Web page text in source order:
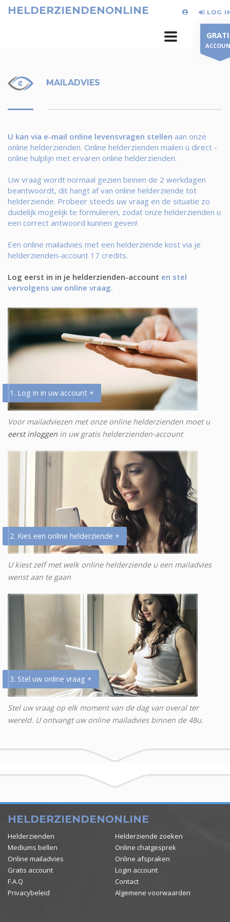
HELDERZIENDENONLINE LOG
MAILADVIES
U kan via e-mail online levensvragen stellen aan onze
online helderzienden. Online helderzienden mailen u direct -
online hulplijn met ervaren online helderzienden.
Uw vraag wordt normaal gezien binnen de 2 werkdagen
beantwoordt, dit hangt af van online helderziende tot
helderziende. Probeer steeds uw vraag en de situatie zo
duidelijk mogelijk te formuleren, zodat onze helderzienden u
een correct antwoord kunnen geven!
Een online mailadvies met een helderziende kost via je
helderzienden-account 17 credits.
Log eerst in in je helderzienden-account en stel
vervolgens uw online vraag.
1. Log in in uw account +
Voor mailadviezen met onze online helderzienden moet u
eerst inloggen in uw gratis helderzienden-account
2. Kies een online helderziende +
U kiest zelf met welk online helderziende u een mailadvies
wenst aan te gaan
3. Stel uw online vraag +
Stel uw vraag op elk moment van de dag van overal ter
wereld. U ontvangt uw online mailadvies binnen de 48u.
HELDERZIENDENONLINE
Helderzienden
Helderziende zoeken
Mediums bellen
Online chatgesprek
Online mailadvies
Online afspraken
Gratis account
Login account
F.A.Q
Contact
Privacybeleid
Algemene voorwaarden